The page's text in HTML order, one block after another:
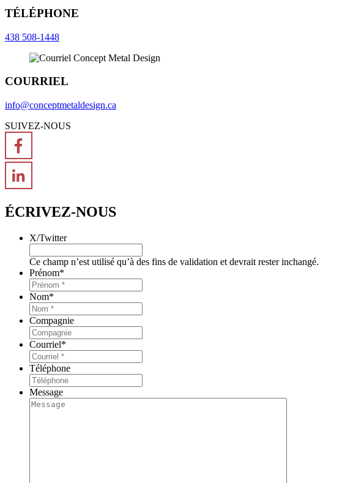
TÉLÉPHONE
438 508-1448
COURRIEL
info@conceptmetaldesign.ca
SUIVEZ-NOUS
ÉCRIVEZ-NOUS
X/Twitter
Ce champ n’est utilisé qu’à des fins de validation et devrait rester inchangé.
Prénom*
Nom*
Compagnie
Courriel*
Téléphone
Message